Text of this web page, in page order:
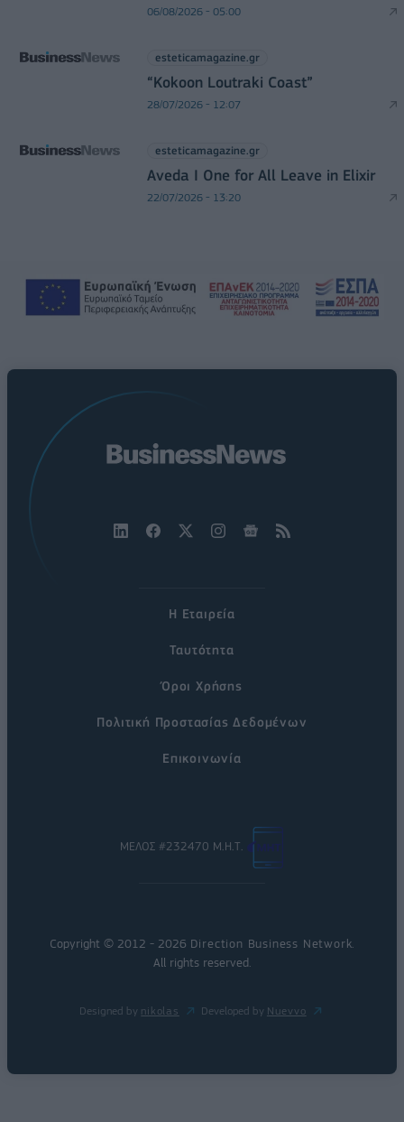
06/08/2026 - 05:00
esteticamagazine.gr
“Kokoon Loutraki Coast”
28/07/2026 - 12:07
esteticamagazine.gr
Aveda I One for All Leave in Elixir
22/07/2026 - 13:20
Η Εταιρεία
Ταυτότητα
Όροι Χρήσης
Πολιτική Προστασίας Δεδομένων
Επικοινωνία
ΜΕΛΟΣ #232470 Μ.Η.Τ.
Copyright © 2012 - 2026 Direction Business Network.
All rights reserved.
Designed by nikolas Developed by Nuevvo